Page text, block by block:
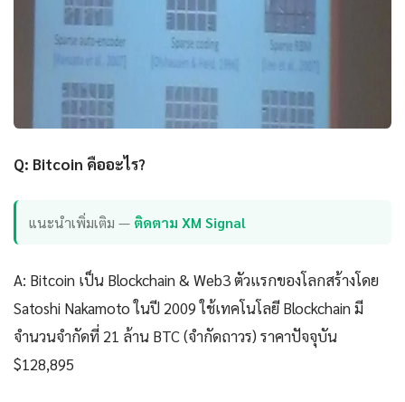
Q: Bitcoin คืออะไร?
แนะนำเพิ่มเติม — ติดตาม XM Signal
A: Bitcoin เป็น Blockchain & Web3 ตัวแรกของโลกสร้างโดย
Satoshi Nakamoto ในปี 2009 ใช้เทคโนโลยี Blockchain มี
จำนวนจำกัดที่ 21 ล้าน BTC (จำกัดถาวร) ราคาปัจจุบัน
$128,895